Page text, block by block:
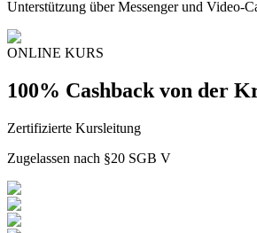
Unterstützung über Messenger und Video-
ONLINE KURS
100% Cashback von der
Zertifizierte Kursleitung
Zugelassen nach §20 SGB V